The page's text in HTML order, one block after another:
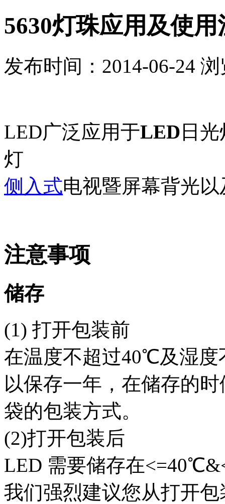
5630灯珠应用及使
发布时间：2014-06-24
LED广泛应用于LED 日
灯
侧入式电视暨屏幕背光
注意事项
储存
(1) 打开包装前
在温度不超过40℃及湿度
以保存一年，在储存的
袋的包装方式。
(2)打开包装后
LED 需要储存在
我们强烈建议您从打开